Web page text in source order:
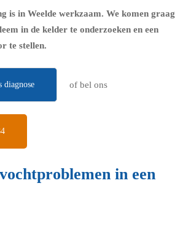
is in Weelde werkzaam. We komen graag
in de kelder te onderzoeken en een
te stellen.
diagnose of bel ons
in een